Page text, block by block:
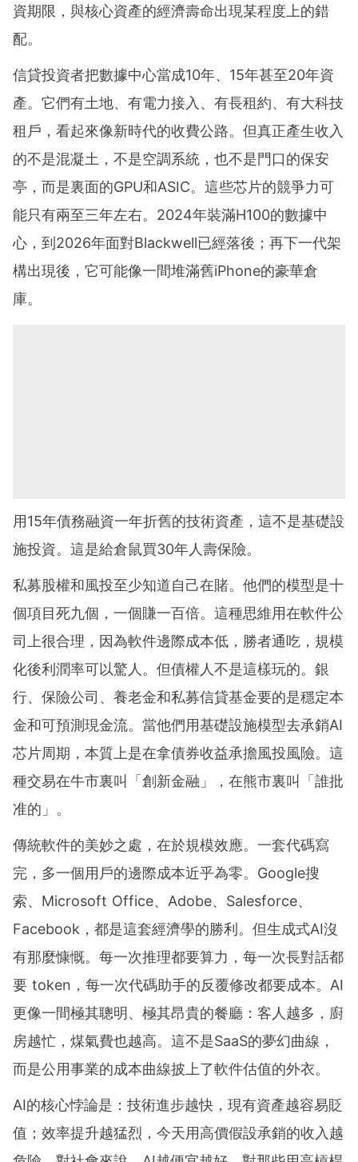
資期限，與核心資產的經濟壽命出現某程度上的錯
配。
信貸投資者把數據中心當成10年、15年甚至20年資
產。它們有土地、有電力接入、有長租約、有大科技
租戶，看起來像新時代的收費公路。但真正產生收入
的不是混凝土，不是空調系統，也不是門口的保安
亭，而是裏面的GPU和ASIC。這些芯片的競爭力可
能只有兩至三年左右。2024年裝滿H100的數據中
心，到2026年面對Blackwell已經落後；再下一代架
構出現後，它可能像一間堆滿舊iPhone的豪華倉
庫。
用15年債務融資一年折舊的技術資產，這不是基礎設
施投資。這是給倉鼠買30年人壽保險。
私募股權和風投至少知道自己在賭。他們的模型是十
個項目死九個，一個賺一百倍。這種思維用在軟件公
司上很合理，因為軟件邊際成本低，勝者通吃，規模
化後利潤率可以驚人。但債權人不是這樣玩的。銀
行、保險公司、養老金和私募信貸基金要的是穩定本
金和可預測現金流。當他們用基礎設施模型去承銷AI
芯片周期，本質上是在拿債券收益承擔風投風險。這
種交易在牛市裏叫「創新金融」，在熊市裏叫「誰批
准的」。
傳統軟件的美妙之處，在於規模效應。一套代碼寫
完，多一個用戶的邊際成本近乎為零。Google搜
索、Microsoft Office、Adobe、Salesforce、
Facebook，都是這套經濟學的勝利。但生成式AI沒
有那麼慷慨。每一次推理都要算力，每一次長對話都
要 token，每一次代碼助手的反覆修改都要成本。AI
更像一間極其聰明、極其昂貴的餐廳：客人越多，廚
房越忙，煤氣費也越高。這不是SaaS的夢幻曲線，
而是公用事業的成本曲線披上了軟件估值的外衣。
AI的核心悖論是：技術進步越快，現有資產越容易貶
值；效率提升越猛烈，今天用高價假設承銷的收入越